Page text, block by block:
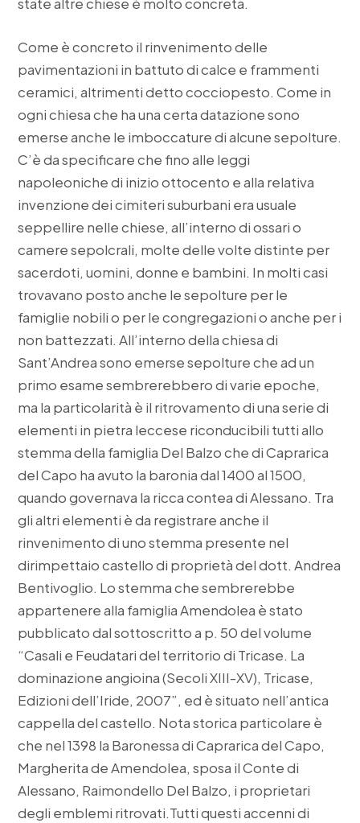
Come è concreto il rinvenimento delle
pavimentazioni in battuto di calce e frammenti
ceramici, altrimenti detto cocciopesto. Come in
ogni chiesa che ha una certa datazione sono
emerse anche le imboccature di alcune sepolture.
C’è da specificare che fino alle leggi
napoleoniche di inizio ottocento e alla relativa
invenzione dei cimiteri suburbani era usuale
seppellire nelle chiese, all’interno di ossari o
camere sepolcrali, molte delle volte distinte per
sacerdoti, uomini, donne e bambini. In molti casi
trovavano posto anche le sepolture per le
famiglie nobili o per le congregazioni o anche per i
non battezzati. All’interno della chiesa di
Sant’Andrea sono emerse sepolture che ad un
primo esame sembrerebbero di varie epoche,
ma la particolarità è il ritrovamento di una serie di
elementi in pietra leccese riconducibili tutti allo
stemma della famiglia Del Balzo che di Caprarica
del Capo ha avuto la baronia dal 1400 al 1500,
quando governava la ricca contea di Alessano. Tra
gli altri elementi è da registrare anche il
rinvenimento di uno stemma presente nel
dirimpettaio castello di proprietà del dott. Andrea
Bentivoglio. Lo stemma che sembrerebbe
appartenere alla famiglia Amendolea è stato
pubblicato dal sottoscritto a p. 50 del volume
“Casali e Feudatari del territorio di Tricase. La
dominazione angioina (Secoli XIII-XV), Tricase,
Edizioni dell’Iride, 2007”, ed è situato nell’antica
cappella del castello. Nota storica particolare è
che nel 1398 la Baronessa di Caprarica del Capo,
Margherita de Amendolea, sposa il Conte di
Alessano, Raimondello Del Balzo, i proprietari
degli emblemi ritrovati.Tutti questi accenni di